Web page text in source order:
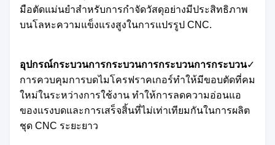
มือตัดแม่นยําสําหรับการกําจัดวัสดุอย่างมีประสิทธิภาพ
บนโลหะความแข็งแรงสูงในการแปรรูป CNC.
อุปกรณ์กระบวนการกระบวนการกระบวนการกระบวน✓
การควบคุมการบดไมโครฟราคเกอร์ทําให้มีขอบตัดที่คม
ใหม่ในระหว่างการใช้งาน ทําให้การลดความอ่อนแอ
ของแรงบดและการเสร็จสิ้นที่ไม่เท่าเทียมกันในการผลิต
ชุด CNC ระยะยาว